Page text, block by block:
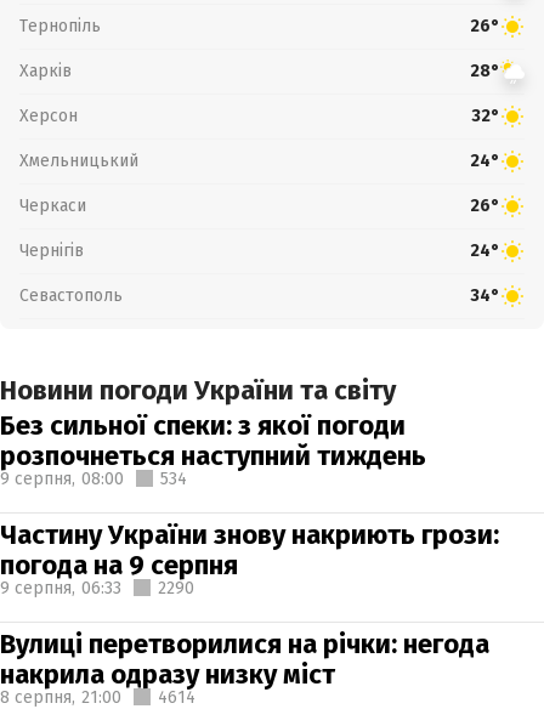
Тернопіль 26°
Харків 28°
Херсон 32°
Хмельницький 24°
Черкаси 26°
Чернігів 24°
Севастополь 34°
Новини погоди України та світу
Без сильної спеки: з якої погоди
розпочнеться наступний тиждень
9 серпня, 08:00 534
Частину України знову накриють грози:
погода на 9 серпня
9 серпня, 06:33 2290
Вулиці перетворилися на річки: негода
накрила одразу низку міст
8 серпня, 21:00 4614